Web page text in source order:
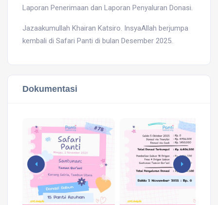
Laporan Penerimaan dan Laporan Penyaluran Donasi.
Jazaakumullah Khairan Katsiro. InsyaAllah berjumpa
kembali di Safari Panti di bulan Desember 2025.
Dokumentasi